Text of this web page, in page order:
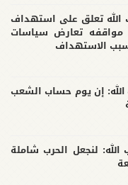
الله تعلق على استهداف
مواقفه تعارض سياسات
الاستهداف
الله: إن يوم حساب الشعب
الله: لنجعل الحرب شاملة